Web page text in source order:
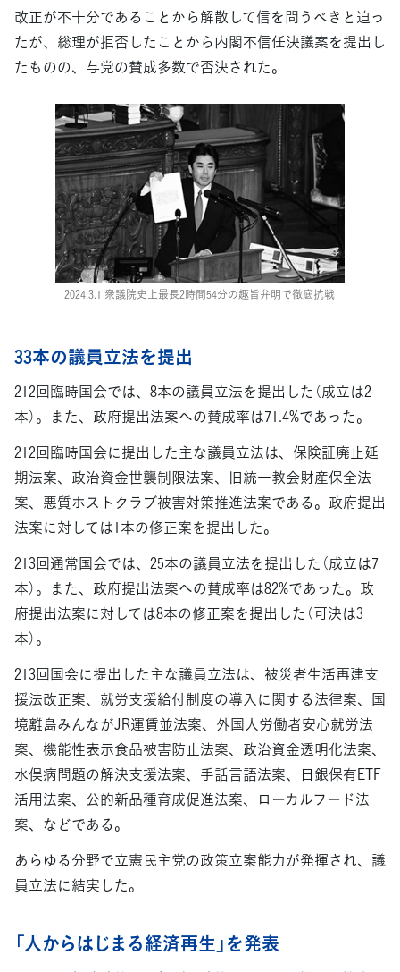
改正が不十分であることから解散して信を問うべきと迫っ
たが、総理が拒否したことから内閣不信任決議案を提出し
たものの、与党の賛成多数で否決された。
2024.3.1 衆議院史上最長2時間54分の趣旨弁明で徹底抗戦
33本の議員立法を提出
212回臨時国会では、8本の議員立法を提出した（成立は2
本）。また、政府提出法案への賛成率は71.4%であった。
212回臨時国会に提出した主な議員立法は、保険証廃止延
期法案、政治資金世襲制限法案、旧統一教会財産保全法
案、悪質ホストクラブ被害対策推進法案である。政府提出
法案に対しては1本の修正案を提出した。
213回通常国会では、25本の議員立法を提出した（成立は7
本）。また、政府提出法案への賛成率は82%であった。政
府提出法案に対しては8本の修正案を提出した（可決は3
本）。
213回国会に提出した主な議員立法は、被災者生活再建支
援法改正案、就労支援給付制度の導入に関する法律案、国
境離島みんながJR運賃並法案、外国人労働者安心就労法
案、機能性表示食品被害防止法案、政治資金透明化法案、
水俣病問題の解決支援法案、手話言語法案、日銀保有ETF
活用法案、公的新品種育成促進法案、ローカルフード法
案、などである。
あらゆる分野で立憲民主党の政策立案能力が発揮され、議
員立法に結実した。
「人からはじまる経済再生」を発表